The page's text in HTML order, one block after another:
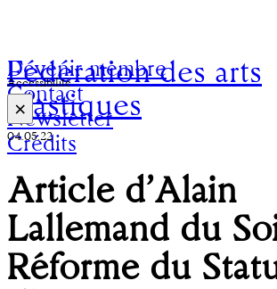
Fédération des arts
plastiques
Devenir membre
Contact
Newsletter
Crédits
Accessibilité
×
04.05.22
Article d’Alain
Lallemand du
Réforme du